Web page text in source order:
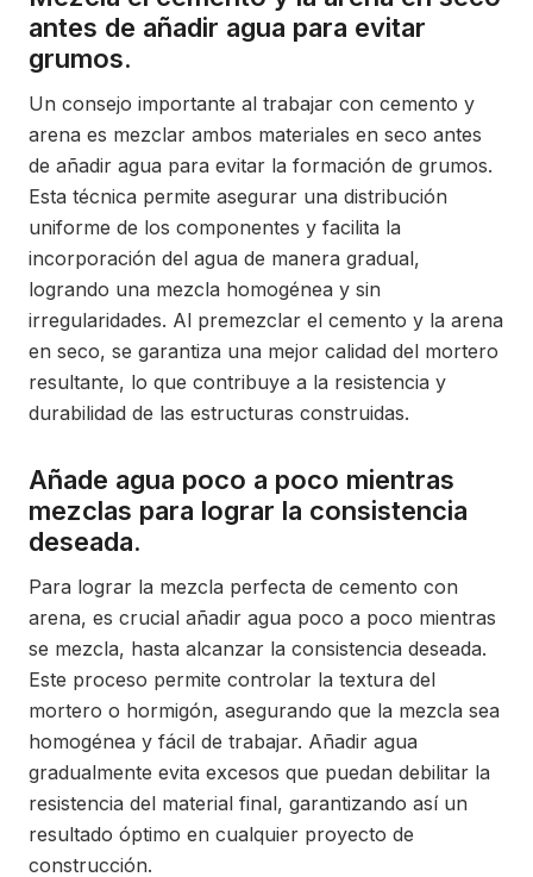
antes de añadir agua para evitar
grumos.
Un consejo importante al trabajar con cemento y
arena es mezclar ambos materiales en seco antes
de añadir agua para evitar la formación de grumos.
Esta técnica permite asegurar una distribución
uniforme de los componentes y facilita la
incorporación del agua de manera gradual,
logrando una mezcla homogénea y sin
irregularidades. Al premezclar el cemento y la arena
en seco, se garantiza una mejor calidad del mortero
resultante, lo que contribuye a la resistencia y
durabilidad de las estructuras construidas.
Añade agua poco a poco mientras
mezclas para lograr la consistencia
deseada.
Para lograr la mezcla perfecta de cemento con
arena, es crucial añadir agua poco a poco mientras
se mezcla, hasta alcanzar la consistencia deseada.
Este proceso permite controlar la textura del
mortero o hormigón, asegurando que la mezcla sea
homogénea y fácil de trabajar. Añadir agua
gradualmente evita excesos que puedan debilitar la
resistencia del material final, garantizando así un
resultado óptimo en cualquier proyecto de
construcción.